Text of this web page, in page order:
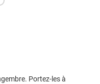
Portez-les à